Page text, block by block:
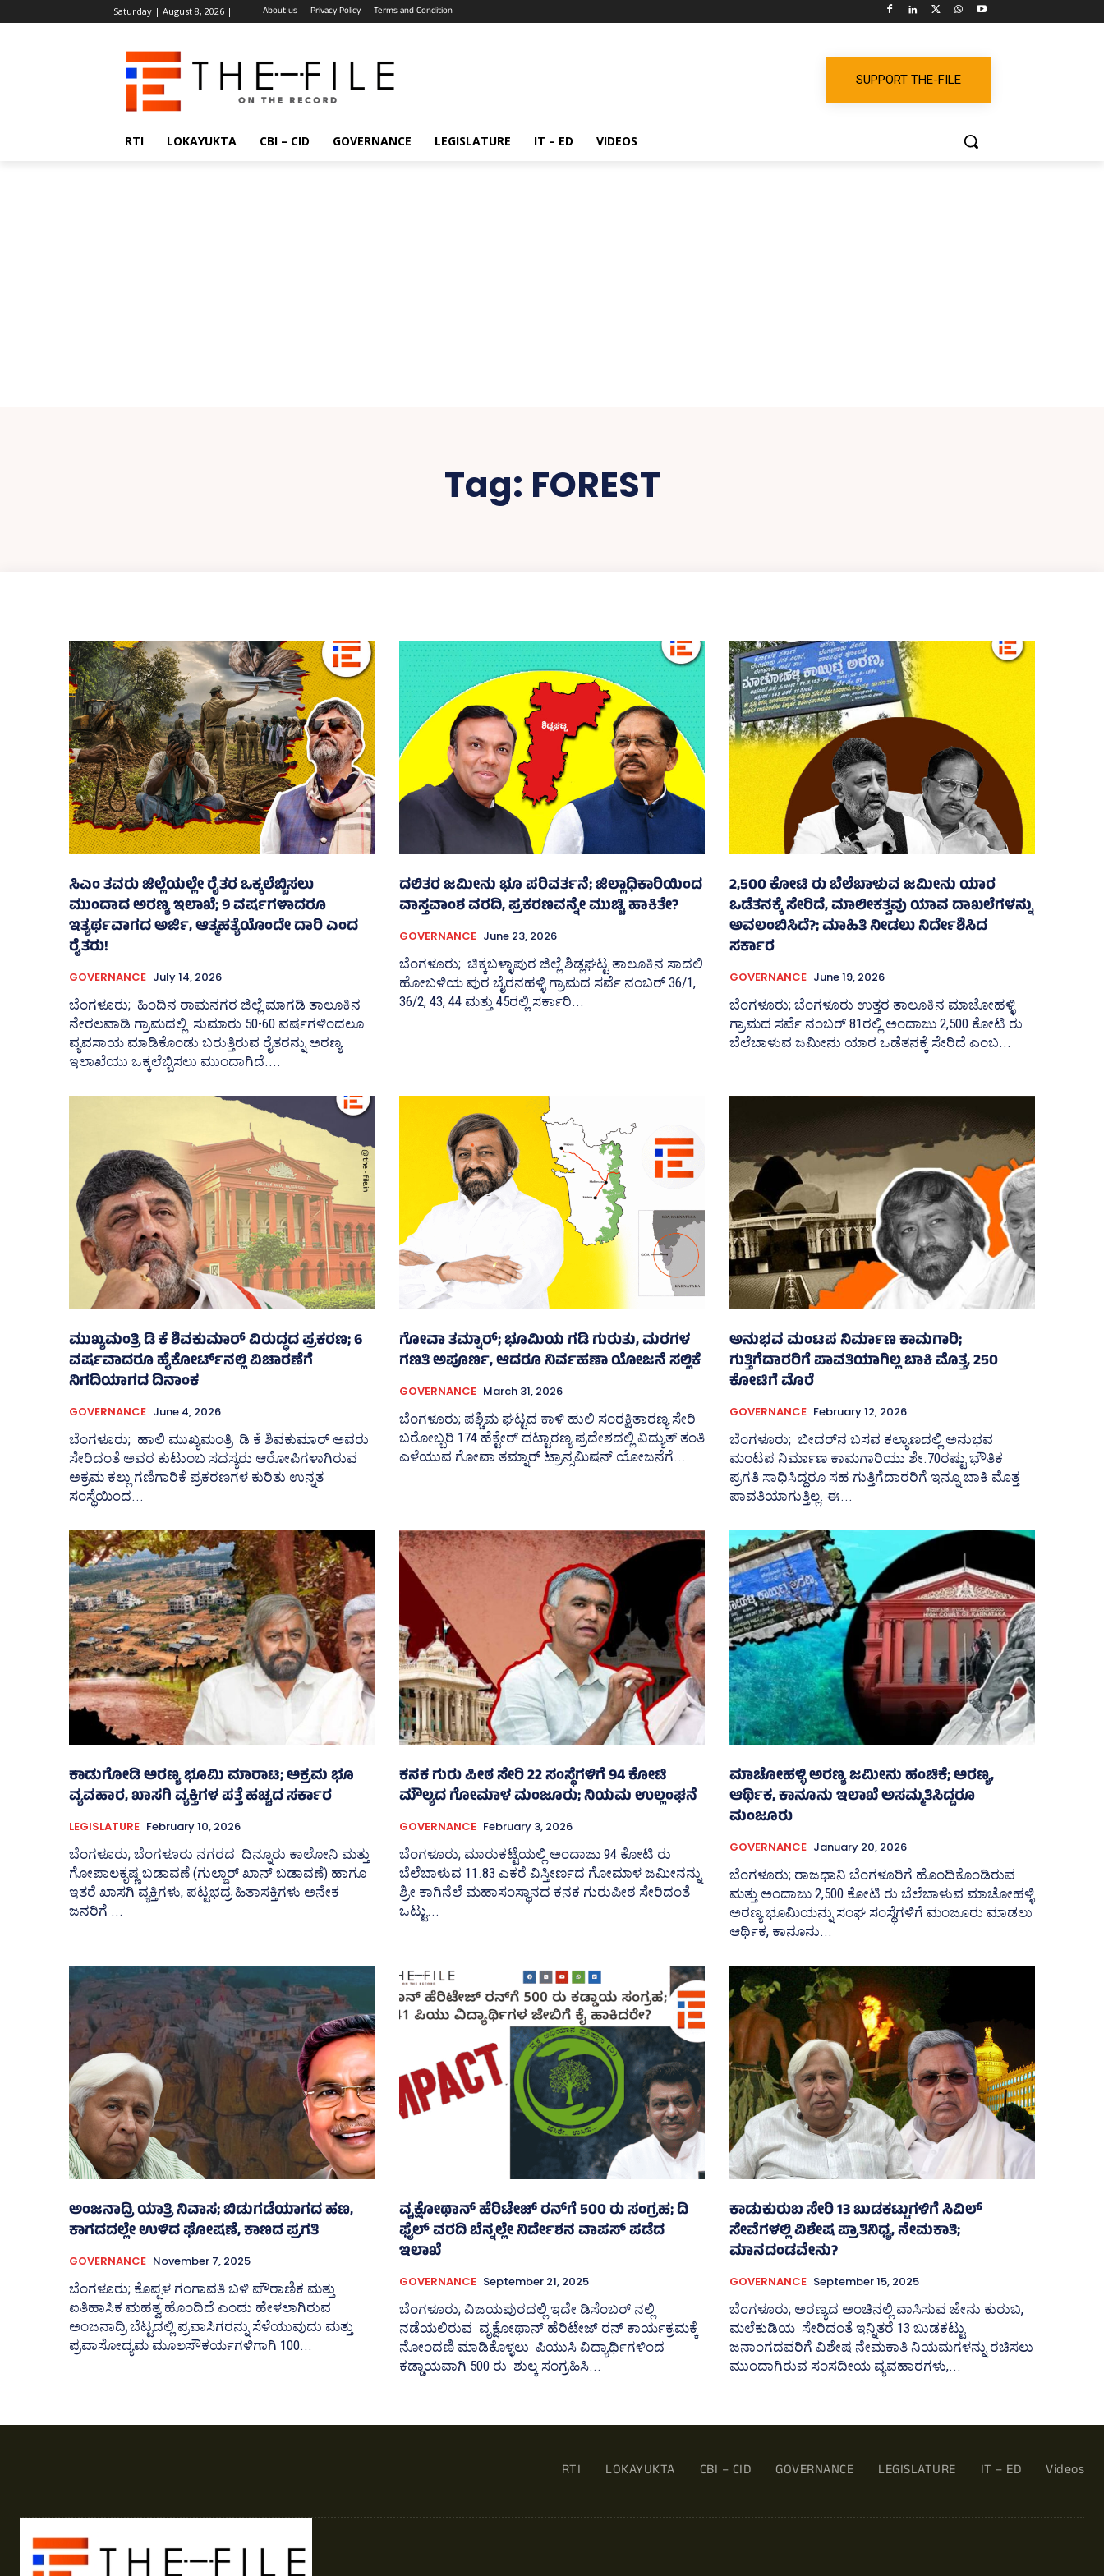
Saturday | August 8, 2026 | About us Privacy Policy Terms and Condition
SUPPORT THE-FILE
RTI LOKAYUKTA CBI – CID GOVERNANCE LEGISLATURE IT – ED VIDEOS
Tag: FOREST
ಸಿಎಂ ತವರು ಜಿಲ್ಲೆಯಲ್ಲೇ ರೈತರ ಒಕ್ಕಲೆಬ್ಬಿಸಲು
ಮುಂದಾದ ಅರಣ್ಯ ಇಲಾಖೆ; 9 ವರ್ಷಗಳಾದರೂ
ಇತ್ಯರ್ಥವಾಗದ ಅರ್ಜಿ, ಆತ್ಮಹತ್ಯೆಯೊಂದೇ ದಾರಿ ಎಂದ
ರೈತರು!
GOVERNANCE July 14, 2026
ಬೆಂಗಳೂರು; ಹಿಂದಿನ ರಾಮನಗರ ಜಿಲ್ಲೆ ಮಾಗಡಿ ತಾಲೂಕಿನ
ನೇರಲವಾಡಿ ಗ್ರಾಮದಲ್ಲಿ ಸುಮಾರು 50-60 ವರ್ಷಗಳಿಂದಲೂ
ವ್ಯವಸಾಯ ಮಾಡಿಕೊಂಡು ಬರುತ್ತಿರುವ ರೈತರನ್ನು ಅರಣ್ಯ
ಇಲಾಖೆಯು ಒಕ್ಕಲೆಬ್ಬಿಸಲು ಮುಂದಾಗಿದೆ....
ದಲಿತರ ಜಮೀನು ಭೂ ಪರಿವರ್ತನೆ; ಜಿಲ್ಲಾಧಿಕಾರಿಯಿಂದ
ವಾಸ್ತವಾಂಶ ವರದಿ, ಪ್ರಕರಣವನ್ನೇ ಮುಚ್ಚಿ ಹಾಕಿತೇ?
GOVERNANCE June 23, 2026
ಬೆಂಗಳೂರು; ಚಿಕ್ಕಬಳ್ಳಾಪುರ ಜಿಲ್ಲೆ ಶಿಡ್ಲಘಟ್ಟ ತಾಲೂಕಿನ ಸಾದಲಿ
ಹೋಬಳಿಯ ಪುರ ಬೈರನಹಳ್ಳಿ ಗ್ರಾಮದ ಸರ್ವೆ ನಂಬರ್ 36/1,
36/2, 43, 44 ಮತ್ತು 45ರಲ್ಲಿ ಸರ್ಕಾರಿ...
2,500 ಕೋಟಿ ರು ಬೆಲೆಬಾಳುವ ಜಮೀನು ಯಾರ
ಒಡೆತನಕ್ಕೆ ಸೇರಿದೆ, ಮಾಲೀಕತ್ವವು ಯಾವ ದಾಖಲೆಗಳನ್ನು
ಅವಲಂಬಿಸಿದೆ?; ಮಾಹಿತಿ ನೀಡಲು ನಿರ್ದೇಶಿಸಿದ
ಸರ್ಕಾರ
GOVERNANCE June 19, 2026
ಬೆಂಗಳೂರು; ಬೆಂಗಳೂರು ಉತ್ತರ ತಾಲೂಕಿನ ಮಾಚೋಹಳ್ಳಿ
ಗ್ರಾಮದ ಸರ್ವೆ ನಂಬರ್‍‌ 81ರಲ್ಲಿ ಅಂದಾಜು 2,500 ಕೋಟಿ ರು
ಬೆಲೆಬಾಳುವ ಜಮೀನು ಯಾರ ಒಡೆತನಕ್ಕೆ ಸೇರಿದೆ ಎಂಬ...
ಮುಖ್ಯಮಂತ್ರಿ ಡಿ ಕೆ ಶಿವಕುಮಾರ್ ವಿರುದ್ಧದ ಪ್ರಕರಣ; 6
ವರ್ಷವಾದರೂ ಹೈಕೋರ್ಟ್‌ನಲ್ಲಿ ವಿಚಾರಣೆಗೆ
ನಿಗದಿಯಾಗದ ದಿನಾಂಕ
GOVERNANCE June 4, 2026
ಬೆಂಗಳೂರು; ಹಾಲಿ ಮುಖ್ಯಮಂತ್ರಿ ಡಿ ಕೆ ಶಿವಕುಮಾರ್ ಅವರು
ಸೇರಿದಂತೆ ಅವರ ಕುಟುಂಬ ಸದಸ್ಯರು ಆರೋಪಿಗಳಾಗಿರುವ
ಅಕ್ರಮ ಕಲ್ಲು ಗಣಿಗಾರಿಕೆ ಪ್ರಕರಣಗಳ ಕುರಿತು ಉನ್ನತ
ಸಂಸ್ಥೆಯಿಂದ...
ಗೋವಾ ತಮ್ನಾರ್; ಭೂಮಿಯ ಗಡಿ ಗುರುತು, ಮರಗಳ
ಗಣತಿ ಅಪೂರ್ಣ, ಆದರೂ ನಿರ್ವಹಣಾ ಯೋಜನೆ ಸಲ್ಲಿಕೆ
GOVERNANCE March 31, 2026
ಬೆಂಗಳೂರು; ಪಶ್ಚಿಮ ಘಟ್ಟದ ಕಾಳಿ ಹುಲಿ ಸಂರಕ್ಷಿತಾರಣ್ಯ ಸೇರಿ
ಬರೋಬ್ಬರಿ 174 ಹೆಕ್ಟೇರ್‌ ದಟ್ಟಾರಣ್ಯ ಪ್ರದೇಶದಲ್ಲಿ ವಿದ್ಯುತ್‌ ತಂತಿ
ಎಳೆಯುವ ಗೋವಾ ತಮ್ನಾರ್‌ ಟ್ರಾನ್ಸಮಿಷನ್‌ ಯೋಜನೆಗೆ...
ಅನುಭವ ಮಂಟಪ ನಿರ್ಮಾಣ ಕಾಮಗಾರಿ;
ಗುತ್ತಿಗೆದಾರರಿಗೆ ಪಾವತಿಯಾಗಿಲ್ಲ ಬಾಕಿ ಮೊತ್ತ, 250
ಕೋಟಿಗೆ ಮೊರೆ
GOVERNANCE February 12, 2026
ಬೆಂಗಳೂರು; ಬೀದರ್‍‌ನ ಬಸವ ಕಲ್ಯಾಣದಲ್ಲಿ ಅನುಭವ
ಮಂಟಪ ನಿರ್ಮಾಣ ಕಾಮಗಾರಿಯು ಶೇ.70ರಷ್ಟು ಭೌತಿಕ
ಪ್ರಗತಿ ಸಾಧಿಸಿದ್ದರೂ ಸಹ ಗುತ್ತಿಗೆದಾರರಿಗೆ ಇನ್ನೂ ಬಾಕಿ ಮೊತ್ತ
ಪಾವತಿಯಾಗುತ್ತಿಲ್ಲ. ಈ...
ಕಾಡುಗೋಡಿ ಅರಣ್ಯ ಭೂಮಿ ಮಾರಾಟ; ಅಕ್ರಮ ಭೂ
ವ್ಯವಹಾರ, ಖಾಸಗಿ ವ್ಯಕ್ತಿಗಳ ಪತ್ತೆ ಹಚ್ಚದ ಸರ್ಕಾರ
LEGISLATURE February 10, 2026
ಬೆಂಗಳೂರು; ಬೆಂಗಳೂರು ನಗರದ ದಿನ್ನೂರು ಕಾಲೋನಿ ಮತ್ತು
ಗೋಪಾಲಕೃಷ್ಣ ಬಡಾವಣೆ (ಗುಲ್ಜಾರ್ ಖಾನ್ ಬಡಾವಣೆ) ಹಾಗೂ
ಇತರೆ ಖಾಸಗಿ ವ್ಯಕ್ತಿಗಳು, ಪಟ್ಟಭದ್ರ ಹಿತಾಸಕ್ತಿಗಳು ಅನೇಕ
ಜನರಿಗೆ ...
ಕನಕ ಗುರು ಪೀಠ ಸೇರಿ 22 ಸಂಸ್ಥೆಗಳಿಗೆ 94 ಕೋಟಿ
ಮೌಲ್ಯದ ಗೋಮಾಳ ಮಂಜೂರು; ನಿಯಮ ಉಲ್ಲಂಘನೆ
GOVERNANCE February 3, 2026
ಬೆಂಗಳೂರು; ಮಾರುಕಟ್ಟೆಯಲ್ಲಿ ಅಂದಾಜು 94 ಕೋಟಿ ರು
ಬೆಲೆಬಾಳುವ 11.83 ಎಕರೆ ವಿಸ್ತೀರ್ಣದ ಗೋಮಾಳ ಜಮೀನನ್ನು
ಶ್ರೀ ಕಾಗಿನೆಲೆ ಮಹಾಸಂಸ್ಥಾನದ ಕನಕ ಗುರುಪೀಠ ಸೇರಿದಂತೆ
ಒಟ್ಟು...
ಮಾಚೋಹಳ್ಳಿ ಅರಣ್ಯ ಜಮೀನು ಹಂಚಿಕೆ; ಅರಣ್ಯ,
ಆರ್ಥಿಕ, ಕಾನೂನು ಇಲಾಖೆ ಅಸಮ್ಮತಿಸಿದ್ದರೂ
ಮಂಜೂರು
GOVERNANCE January 20, 2026
ಬೆಂಗಳೂರು; ರಾಜಧಾನಿ ಬೆಂಗಳೂರಿಗೆ ಹೊಂದಿಕೊಂಡಿರುವ
ಮತ್ತು ಅಂದಾಜು 2,500 ಕೋಟಿ ರು ಬೆಲೆಬಾಳುವ ಮಾಚೋಹಳ್ಳಿ
ಅರಣ್ಯ ಭೂಮಿಯನ್ನು ಸಂಘ ಸಂಸ್ಥೆಗಳಿಗೆ ಮಂಜೂರು ಮಾಡಲು
ಆರ್ಥಿಕ, ಕಾನೂನು...
ಅಂಜನಾದ್ರಿ ಯಾತ್ರಿ ನಿವಾಸ; ಬಿಡುಗಡೆಯಾಗದ ಹಣ,
ಕಾಗದದಲ್ಲೇ ಉಳಿದ ಘೋಷಣೆ, ಕಾಣದ ಪ್ರಗತಿ
GOVERNANCE November 7, 2025
ಬೆಂಗಳೂರು; ಕೊಪ್ಪಳ ಗಂಗಾವತಿ ಬಳಿ ಪೌರಾಣಿಕ ಮತ್ತು
ಐತಿಹಾಸಿಕ ಮಹತ್ವ ಹೊಂದಿದೆ ಎಂದು ಹೇಳಲಾಗಿರುವ
ಅಂಜನಾದ್ರಿ ಬೆಟ್ಟದಲ್ಲಿ ಪ್ರವಾಸಿಗರನ್ನು ಸೆಳೆಯುವುದು ಮತ್ತು
ಪ್ರವಾಸೋದ್ಯಮ ಮೂಲಸೌಕರ್ಯಗಳಿಗಾಗಿ 100...
ವೃಕ್ಷೋಥಾನ್‌ ಹೆರಿಟೇಜ್‌ ರನ್‌ಗೆ 500 ರು ಸಂಗ್ರಹ; ದಿ
ಫೈಲ್‌ ವರದಿ ಬೆನ್ನಲ್ಲೇ ನಿರ್ದೇಶನ ವಾಪಸ್‌ ಪಡೆದ
ಇಲಾಖೆ
GOVERNANCE September 21, 2025
ಬೆಂಗಳೂರು; ವಿಜಯಪುರದಲ್ಲಿ ಇದೇ ಡಿಸೆಂಬರ್‍‌ ನಲ್ಲಿ
ನಡೆಯಲಿರುವ ವೃಕ್ಷೋಥಾನ್‌ ಹೆರಿಟೇಜ್‌ ರನ್‌ ಕಾರ್ಯಕ್ರಮಕ್ಕೆ
ನೋಂದಣಿ ಮಾಡಿಕೊಳ್ಳಲು ಪಿಯುಸಿ ವಿದ್ಯಾರ್ಥಿಗಳಿಂದ
ಕಡ್ಡಾಯವಾಗಿ 500 ರು ಶುಲ್ಕ ಸಂಗ್ರಹಿಸಿ...
ಕಾಡುಕುರುಬ ಸೇರಿ 13 ಬುಡಕಟ್ಟುಗಳಿಗೆ ಸಿವಿಲ್
ಸೇವೆಗಳಲ್ಲಿ ವಿಶೇಷ ಪ್ರಾತಿನಿಧ್ಯ, ನೇಮಕಾತಿ;
ಮಾನದಂಡವೇನು?
GOVERNANCE September 15, 2025
ಬೆಂಗಳೂರು; ಅರಣ್ಯದ ಅಂಚಿನಲ್ಲಿ ವಾಸಿಸುವ ಜೇನು ಕುರುಬ,
ಮಲೆಕುಡಿಯ ಸೇರಿದಂತೆ ಇನ್ನಿತರೆ 13 ಬುಡಕಟ್ಟು
ಜನಾಂಗದವರಿಗೆ ವಿಶೇಷ ನೇಮಕಾತಿ ನಿಯಮಗಳನ್ನು ರಚಿಸಲು
ಮುಂದಾಗಿರುವ ಸಂಸದೀಯ ವ್ಯವಹಾರಗಳು,...
RTI LOKAYUKTA CBI – CID GOVERNANCE LEGISLATURE IT – ED Videos